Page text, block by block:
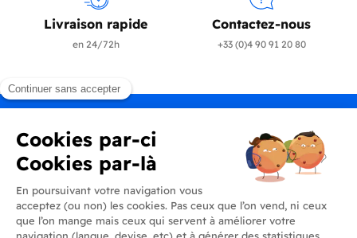
Livraison rapide
en 24/72h
Contactez-nous
+33 (0)4 90 91 20 80